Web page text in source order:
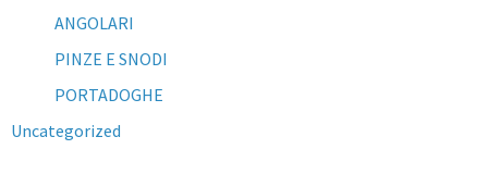
ANGOLARI
PINZE E SNODI
PORTADOGHE
Uncategorized